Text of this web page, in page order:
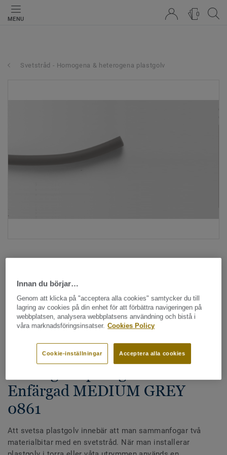
MENU
0
Svetstråd - Homogena & heterogena plastgolv
Hela kollektionen - LRV och NCS (1355)
Svetstråd - Homogena &
Enfärgad MEDIUM GREY
0861
Att svetsa plastgolv innebär att man sammanfogar två
materialbitar med en svetstråd. När man installerar
Innan du börjar…
Genom att klicka på "acceptera alla cookies" samtycker du till
lagring av cookies på din enhet för att förbättra navigeringen på
webbplatsen, analysera webbplatsens användning och bistå i
våra marknadsföringsinsatser. Cookies Policy
Acceptera alla cookies
Cookie-inställningar